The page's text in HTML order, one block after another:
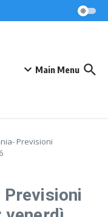
Main Menu
Previsioni
Previsioni